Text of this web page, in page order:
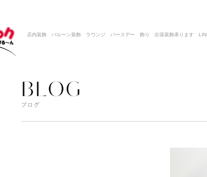
店内装飾 バルーン装飾 ラウンジ バースデー 飾り 出張装飾承ります